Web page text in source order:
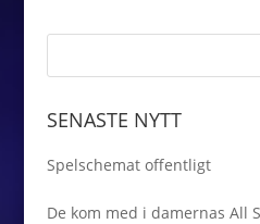
SENASTE NYTT
Spelschemat offentligt
De kom med i damernas All